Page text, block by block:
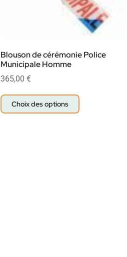
Blouson de cérémonie Police
Municipale Homme
365,00€
Choix des options